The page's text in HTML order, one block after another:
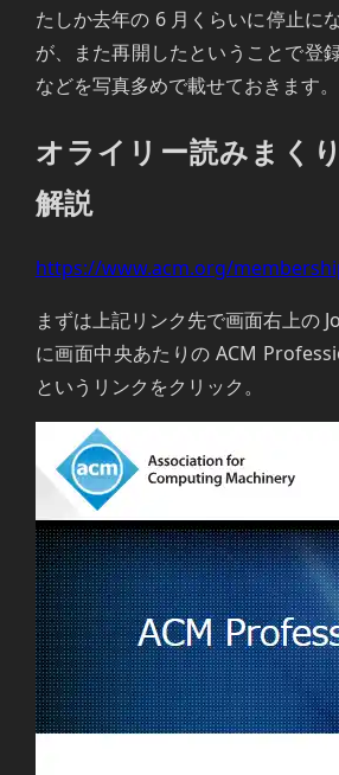
たしか去年の 6 月くらいに停止に
が、また再開したということで登
などを写真多めで載せておきます。
オライリー読みまく
解説
https://www.acm.org/
まずは上記リンク先で画面右上の
に画面中央あたりの ACM
というリンクをクリック。